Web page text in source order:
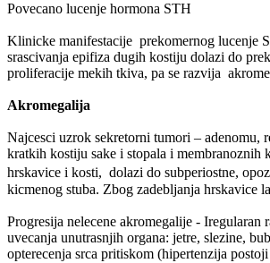
Povecano lucenje hormona STH
Klinicke manifestacije prekomernog lucenje
srascivanja epifiza dugih kostiju dolazi do
proliferacije mekih tkiva, pa se razvija
Akromegalija
Najcesci uzrok sekretorni tumori – adenomu,
kratkih kostiju sake i stopala i membranoznih
hrskavice i kosti, dolazi do subperiostne,
kicmenog stuba. Zbog zadebljanja hrskavice
Progresija nelecene akromegalije -
uvecanja unutrasnjih organa: jetre, slezine,
opterecenja srca pritiskom (hipertenzija